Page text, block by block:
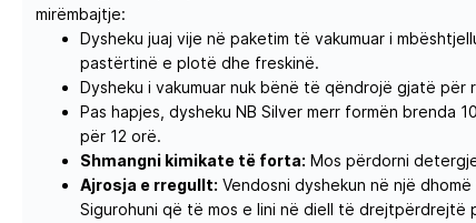
mirëmbajtje:
Dysheku juaj vije në paketim të vakumuar i
pastërtinë e plotë dhe freskinë.
Dysheku i vakumuar nuk bënë të qëndrojë gjatë për
Pas hapjes, dysheku NB Silver merr formën brenda
për 12 orë.
Shmangni kimikate të forta: Mos përdorni
Ajrosja e rregullt: Vendosni dyshekun në një
Sigurohuni që të mos e lini në diell të